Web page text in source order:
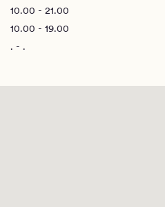
10.00 - 21.00
10.00 - 19.00
. - .